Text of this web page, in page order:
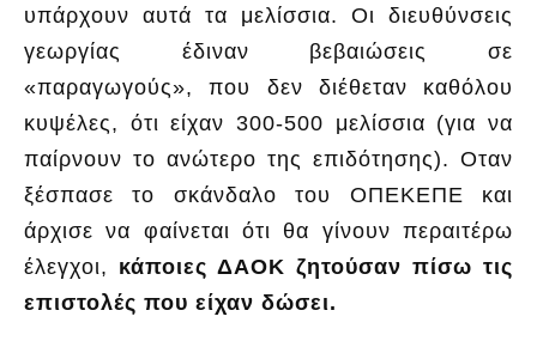
υπάρχουν αυτά τα μελίσσια. Οι διευθύνσεις
γεωργίας έδιναν βεβαιώσεις σε
«παραγωγούς», που δεν διέθεταν καθόλου
κυψέλες, ότι είχαν 300-500 μελίσσια (για να
παίρνουν το ανώτερο της επιδότησης). Οταν
ξέσπασε το σκάνδαλο του ΟΠΕΚΕΠΕ και
άρχισε να φαίνεται ότι θα γίνουν περαιτέρω
έλεγχοι, κάποιες ΔΑΟΚ ζητούσαν πίσω τις
επιστολές που είχαν δώσει.